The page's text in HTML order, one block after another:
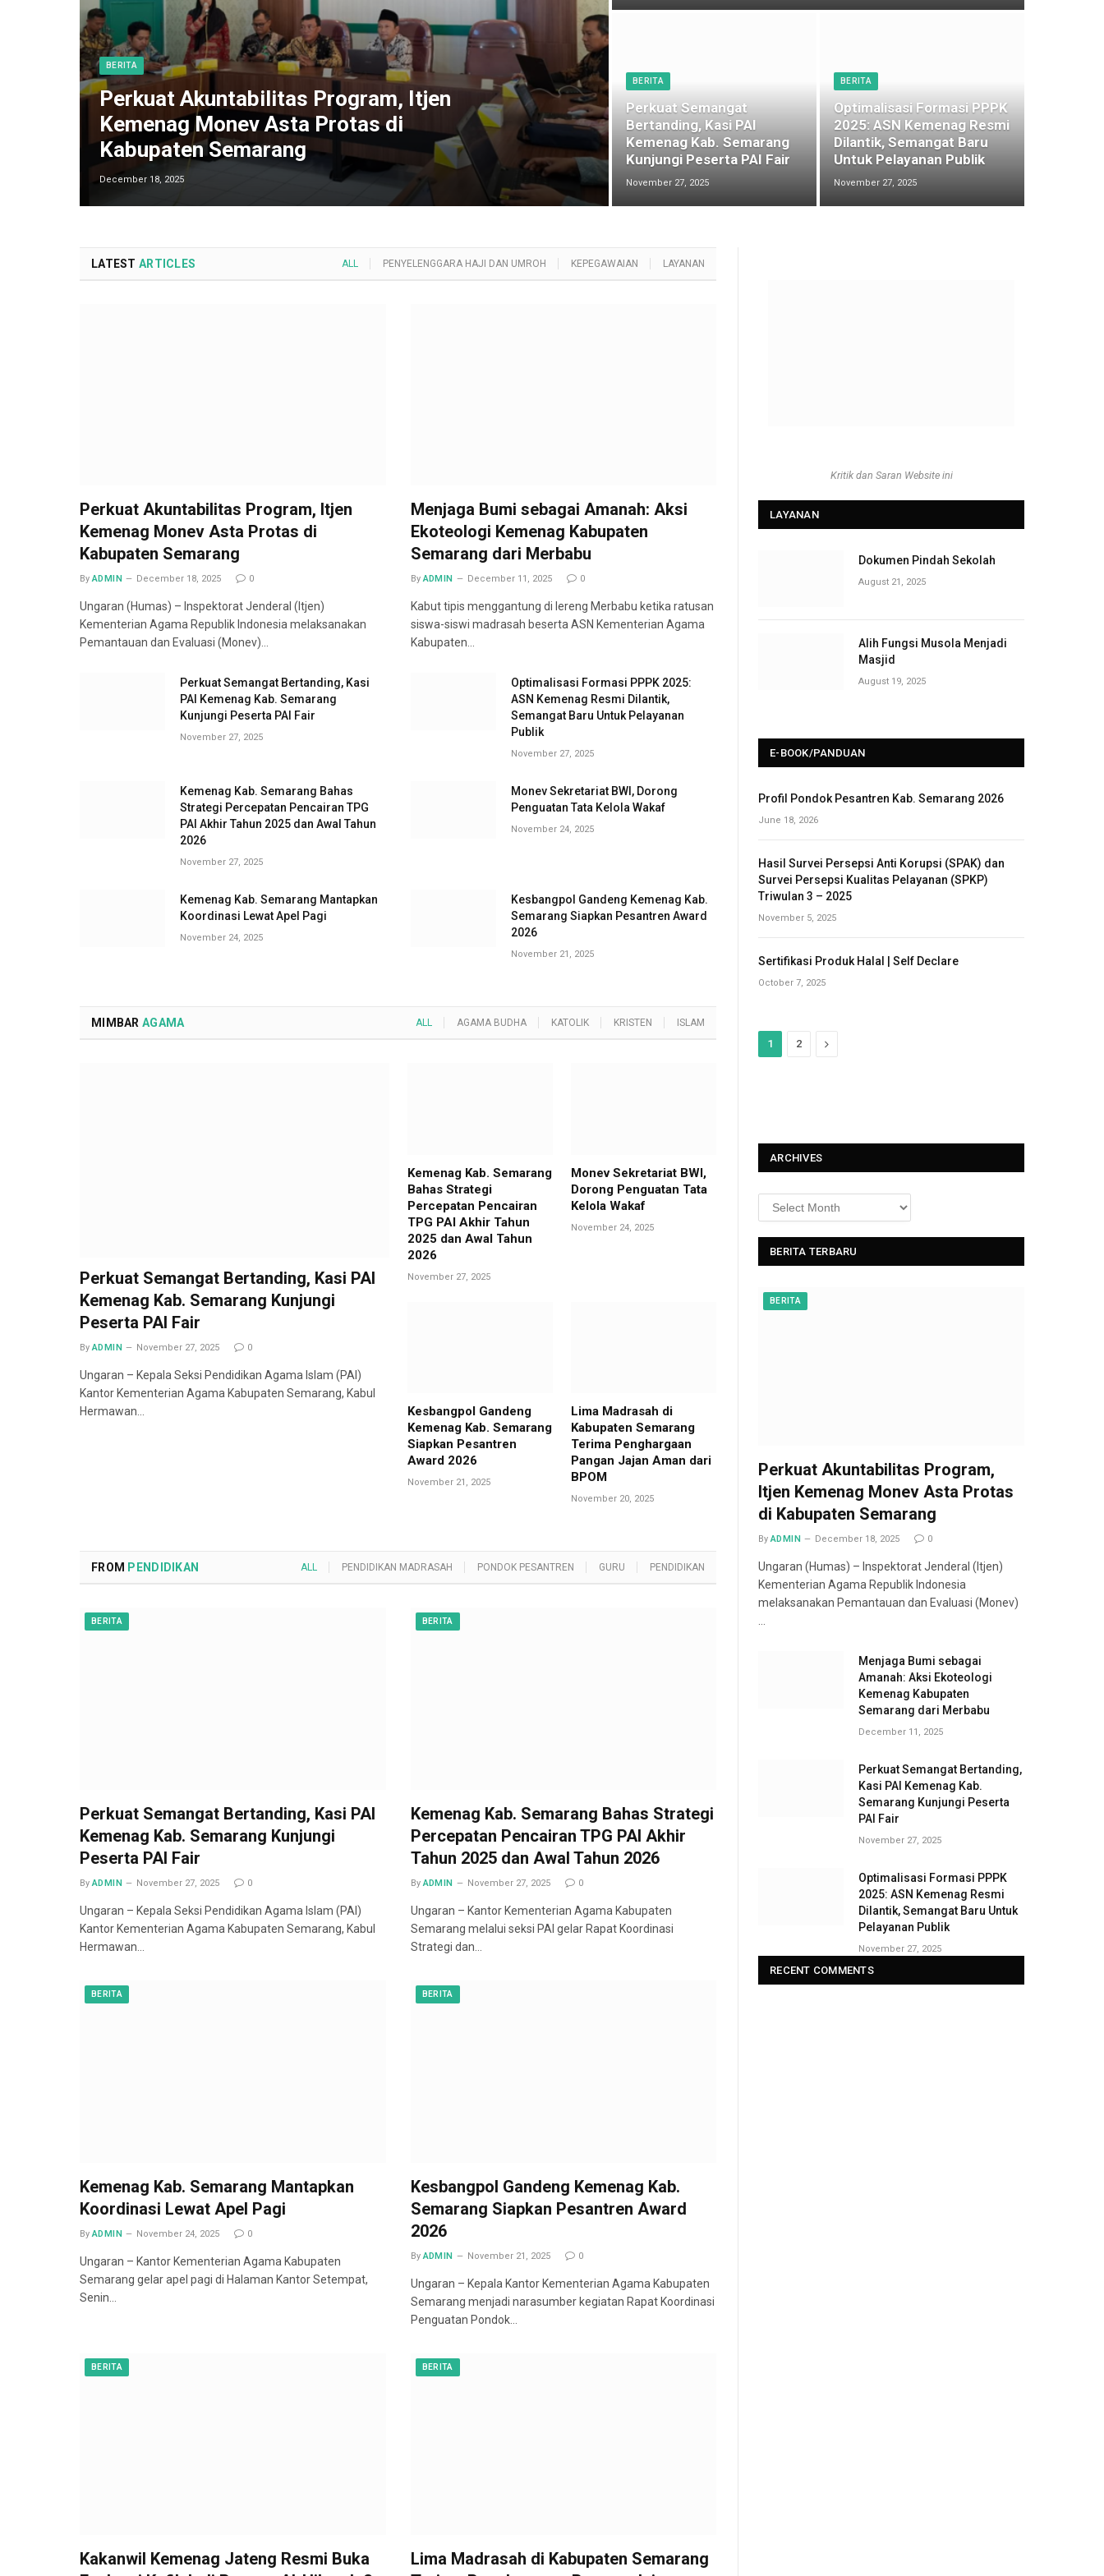
BERITA
Perkuat Akuntabilitas Program, Itjen
Kemenag Monev Asta Protas di
Kabupaten Semarang
December 18, 2025
BERITA
Perkuat Semangat
Bertanding, Kasi PAI
Kemenag Kab. Semarang
Kunjungi Peserta PAI Fair
November 27, 2025
BERITA
Optimalisasi Formasi PPPK
2025: ASN Kemenag Resmi
Dilantik, Semangat Baru
Untuk Pelayanan Publik
November 27, 2025
LATEST ARTICLES ALL PENYELENGGARA HAJI DAN UMROH KEPEGAWAIAN LAYANAN
Perkuat Akuntabilitas Program, Itjen
Kemenag Monev Asta Protas di
Kabupaten Semarang
By ADMIN December 18, 2025 0
Ungaran (Humas) – Inspektorat Jenderal (Itjen)
Kementerian Agama Republik Indonesia melaksanakan
Pemantauan dan Evaluasi (Monev)…
Menjaga Bumi sebagai Amanah: Aksi
Ekoteologi Kemenag Kabupaten
Semarang dari Merbabu
By ADMIN December 11, 2025 0
Kabut tipis menggantung di lereng Merbabu ketika ratusan
siswa-siswi madrasah beserta ASN Kementerian Agama
Kabupaten…
Perkuat Semangat Bertanding, Kasi
PAI Kemenag Kab. Semarang
Kunjungi Peserta PAI Fair
November 27, 2025
Optimalisasi Formasi PPPK 2025:
ASN Kemenag Resmi Dilantik,
Semangat Baru Untuk Pelayanan
Publik
November 27, 2025
Kemenag Kab. Semarang Bahas
Strategi Percepatan Pencairan TPG
PAI Akhir Tahun 2025 dan Awal Tahun
2026
November 27, 2025
Monev Sekretariat BWI, Dorong
Penguatan Tata Kelola Wakaf
November 24, 2025
Kemenag Kab. Semarang Mantapkan
Koordinasi Lewat Apel Pagi
November 24, 2025
Kesbangpol Gandeng Kemenag Kab.
Semarang Siapkan Pesantren Award
2026
November 21, 2025
MIMBAR AGAMA ALL AGAMA BUDHA KATOLIK KRISTEN ISLAM
Perkuat Semangat Bertanding, Kasi PAI
Kemenag Kab. Semarang Kunjungi
Peserta PAI Fair
By ADMIN November 27, 2025 0
Ungaran – Kepala Seksi Pendidikan Agama Islam (PAI)
Kantor Kementerian Agama Kabupaten Semarang, Kabul
Hermawan…
Kemenag Kab. Semarang
Bahas Strategi
Percepatan Pencairan
TPG PAI Akhir Tahun
2025 dan Awal Tahun
2026
November 27, 2025
Monev Sekretariat BWI,
Dorong Penguatan Tata
Kelola Wakaf
November 24, 2025
Kesbangpol Gandeng
Kemenag Kab. Semarang
Siapkan Pesantren
Award 2026
November 21, 2025
Lima Madrasah di
Kabupaten Semarang
Terima Penghargaan
Pangan Jajan Aman dari
BPOM
November 20, 2025
FROM PENDIDIKAN ALL PENDIDIKAN MADRASAH PONDOK PESANTREN GURU PENDIDIKAN
BERITA
Perkuat Semangat Bertanding, Kasi PAI
Kemenag Kab. Semarang Kunjungi
Peserta PAI Fair
By ADMIN November 27, 2025 0
Ungaran – Kepala Seksi Pendidikan Agama Islam (PAI)
Kantor Kementerian Agama Kabupaten Semarang, Kabul
Hermawan…
BERITA
Kemenag Kab. Semarang Bahas Strategi
Percepatan Pencairan TPG PAI Akhir
Tahun 2025 dan Awal Tahun 2026
By ADMIN November 27, 2025 0
Ungaran – Kantor Kementerian Agama Kabupaten
Semarang melalui seksi PAI gelar Rapat Koordinasi
Strategi dan…
BERITA
Kemenag Kab. Semarang Mantapkan
Koordinasi Lewat Apel Pagi
By ADMIN November 24, 2025 0
Ungaran – Kantor Kementerian Agama Kabupaten
Semarang gelar apel pagi di Halaman Kantor Setempat,
Senin…
BERITA
Kesbangpol Gandeng Kemenag Kab.
Semarang Siapkan Pesantren Award
2026
By ADMIN November 21, 2025 0
Ungaran – Kepala Kantor Kementerian Agama Kabupaten
Semarang menjadi narasumber kegiatan Rapat Koordinasi
Penguatan Pondok…
BERITA
Kakanwil Kemenag Jateng Resmi Buka
BERITA
Lima Madrasah di Kabupaten Semarang
Kritik dan Saran Website ini
LAYANAN
Dokumen Pindah Sekolah
August 21, 2025
Alih Fungsi Musola Menjadi
Masjid
August 19, 2025
E-BOOK/PANDUAN
Profil Pondok Pesantren Kab. Semarang 2026
June 18, 2026
Hasil Survei Persepsi Anti Korupsi (SPAK) dan
Survei Persepsi Kualitas Pelayanan (SPKP)
Triwulan 3 – 2025
November 5, 2025
Sertifikasi Produk Halal | Self Declare
October 7, 2025
1 2
N
ARCHIVES
BERITA TERBARU
BERITA
Perkuat Akuntabilitas Program,
Itjen Kemenag Monev Asta Protas
di Kabupaten Semarang
By ADMIN December 18, 2025 0
Ungaran (Humas) – Inspektorat Jenderal (Itjen)
Kementerian Agama Republik Indonesia
melaksanakan Pemantauan dan Evaluasi (Monev)
…
Menjaga Bumi sebagai
Amanah: Aksi Ekoteologi
Kemenag Kabupaten
Semarang dari Merbabu
December 11, 2025
Perkuat Semangat Bertanding,
Kasi PAI Kemenag Kab.
Semarang Kunjungi Peserta
PAI Fair
November 27, 2025
Optimalisasi Formasi PPPK
2025: ASN Kemenag Resmi
Dilantik, Semangat Baru Untuk
Pelayanan Publik
November 27, 2025
RECENT COMMENTS